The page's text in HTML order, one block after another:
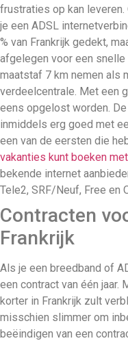
frustraties op kan
je een ADSL
% van Frankrijk gedekt,
afgelegen voor een
maatstaf 7 km nemen als
verdeelcentrale. Met een
eens opgelost worden.
inmiddels erg goed met
een van de eersten die
vakanties kunt boeken
bekende internet
Tele2, SRF/Neuf, Free en
Contracten
Frankrijk
Als je een breedband of
een contract van één jaar.
korter in Frankrijk zult
misschien slimmer om
beëindigen van een